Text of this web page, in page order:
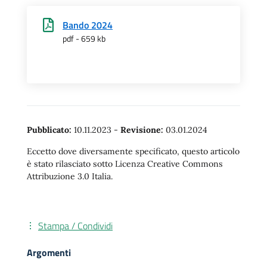
Bando 2024
pdf - 659 kb
Pubblicato: 10.11.2023 - Revisione: 03.01.2024
Eccetto dove diversamente specificato, questo articolo
è stato rilasciato sotto Licenza Creative Commons
Attribuzione 3.0 Italia.
Stampa / Condividi
Argomenti